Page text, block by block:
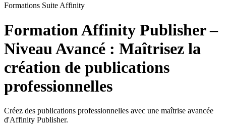
Formations Suite Affinity
Formation Affinity Publisher –
Niveau Avancé : Maîtrisez la
création de publications
professionnelles
Créez des publications professionnelles avec une maîtrise avancée
d'Affinity Publisher.